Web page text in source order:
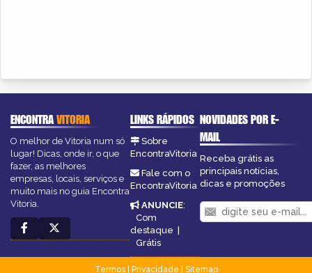
ENCONTRAVITORIA
O melhor de Vitoria num só
lugar! Dicas, onde ir, o que
fazer, as melhores
empresas, locais, serviços e
muito mais no guia Encontra
Vitoria.
LINKS RÁPIDOS
Sobre
EncontraVitoria
Fale com o
EncontraVitoria
ANUNCIE:
Com
destaque |
Grátis
NOVIDADES POR E-
MAIL
Receba grátis as
principais notícias,
dicas e promoções
Termos| Privacidade
Sitemap